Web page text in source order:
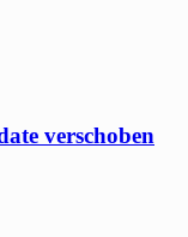
verschoben